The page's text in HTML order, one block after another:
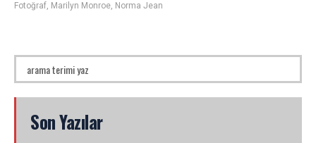
Fotoğraf, Marilyn Monroe, Norma Jean
Son Yazılar